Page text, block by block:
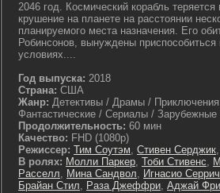
2046 год. Космический корабль теряется
крушение на планете на расстоянии
планируемого места назначения. Его
Робинсонов, вынуждены
условиях....
Год выпуска: 2018
Страна: США
Жанр: Детективы / Драмы /
Фантастические / Сериалы /
Продолжительность: 60 мин
Качество: FHD (1080p)
Режиссер: Тим Соутэм, Стивен Серджик,
В ролях: Молли Паркер, Тоби Стивенс,
Расселл, Мина Сандвол, Игнасио
Брайан Стил, Раза Джеффри, Аджай